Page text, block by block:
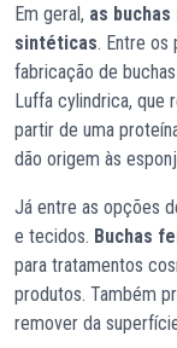
Em geral, as
sintéticas. Entre os
fabricação de
Luffa cylindrica, que
partir de uma
dão origem às
Já entre as opções
e tecidos. Buchas
para tratamentos
produtos. Também
remover da